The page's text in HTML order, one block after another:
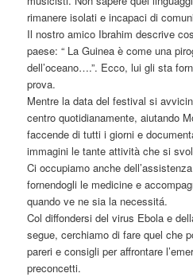
rimanere isolati e incapaci di
Il nostro amico Ibrahim descrive
paese: “ La Guinea è come una
dell’oceano….”. Ecco, lui gli sta
prova.
Mentre la data del festival si
centro quotidianamente, aiutando
faccende di tutti i giorni e
immagini le tante attività che si
Ci occupiamo anche
fornendogli le medicine e
quando ve ne sia la necessitá.
Col diffondersi del virus Ebola e
segue, cerchiamo di fare quel che
pareri e consigli per affrontare
preconcetti.